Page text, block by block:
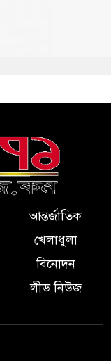
আন্তর্জাতিক
খেলাধুলা
বিনোদন
লীড নিউজ